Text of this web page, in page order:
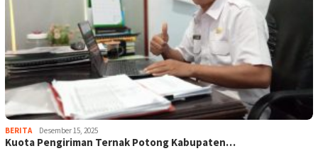
BERITA Desember 15, 2025
Kuota Pengiriman Ternak Potong Kabupaten…